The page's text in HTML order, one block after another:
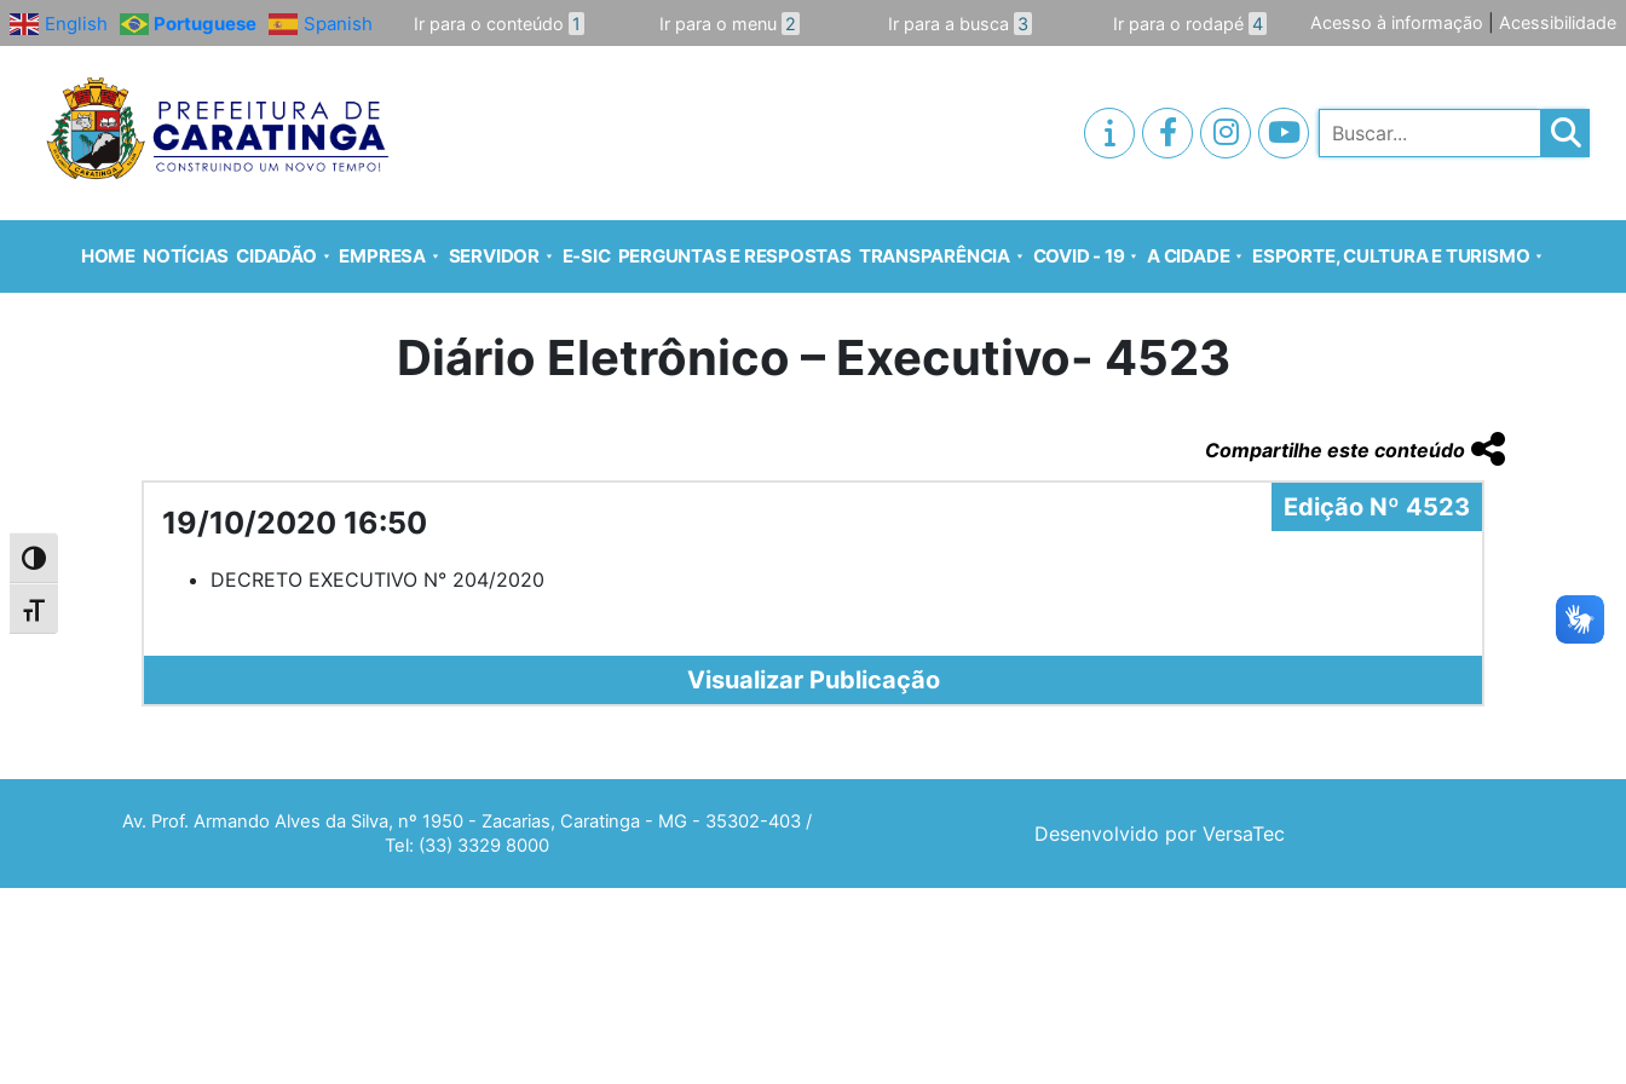
Alternar alto contraste
Alternar tamanho da fonte
English Portuguese Spanish Ir para o conteúdo 1 Ir para o menu 2 Ir para a busca 3 Ir para o rodapé 4 Acesso à informação Acessibilidade
Pesquisar
HOME NOTÍCIAS CIDADÃO EMPRESA SERVIDOR E-SIC PERGUNTAS E RESPOSTAS TRANSPARÊNCIA COVID - 19 A CIDADE ESPORTE, CULTURA E TURISMO
Diário Eletrônico – Executivo- 4523
Compartilhe este conteúdo
Edição Nº 4523
19/10/2020 16:50
DECRETO EXECUTIVO N° 204/2020
Visualizar Publicação
Av. Prof. Armando Alves da Silva, nº 1950 - Zacarias, Caratinga - MG - 35302-403 /
Tel: (33) 3329 8000
Desenvolvido por VersaTec